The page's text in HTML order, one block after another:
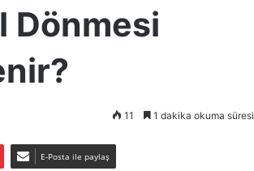
Dönmesi
11 1 dakika okuma süresi
E-Posta ile paylaş